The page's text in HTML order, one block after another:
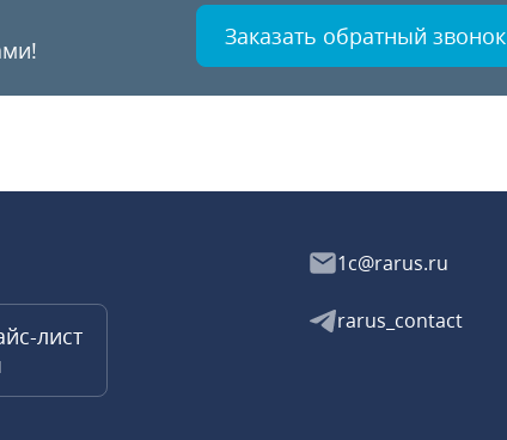
Заказать обратный звонок
лист
1c@rarus.ru
rarus_contact